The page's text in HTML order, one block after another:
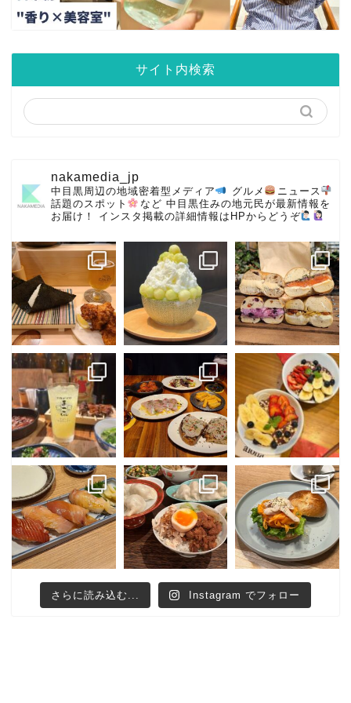
サイト内検索
nakamedia_jp
中目黒周辺の地域密着型メディア グルメ
ニュース
話題のスポット
など 中目黒住みの地元民が最新情報を
お届け！
インスタ掲載の詳細情報はHPからどうぞ
さらに読み込む... Instagram でフォロー